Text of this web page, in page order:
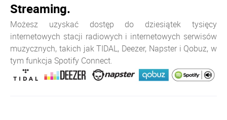
Streaming.
Możesz uzyskać dostęp do dziesiątek tysięcy
internetowych stacji radiowych i internetowych serwisów
muzycznych, takich jak TIDAL, Deezer, Napster i Qobuz, w
tym funkcja Spotify Connect.